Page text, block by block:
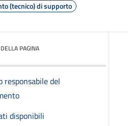
(tecnico) di supporto
PAGINA
responsabile del
disponibili